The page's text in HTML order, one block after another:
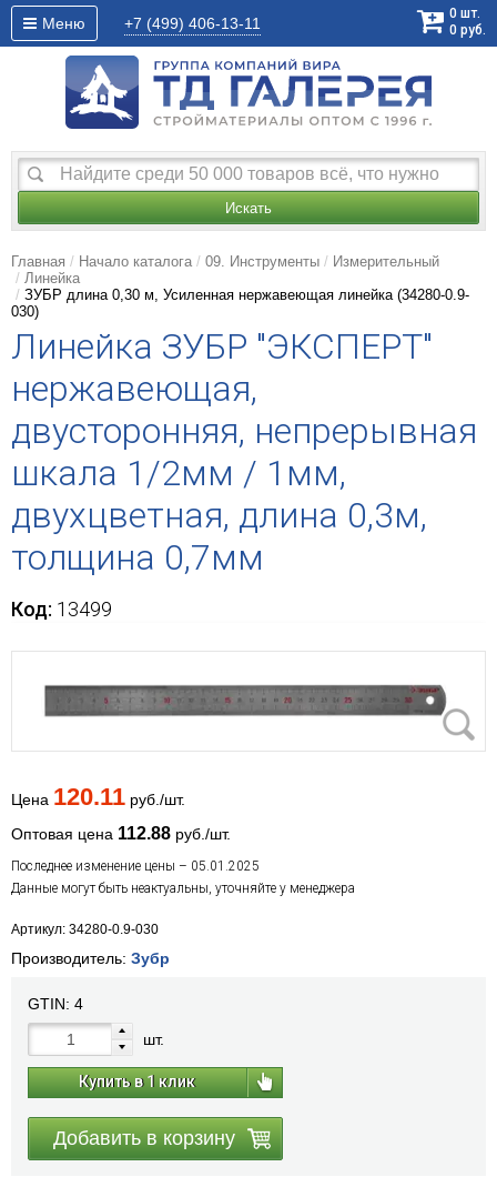
Меню +7 (499) 406-13-11
0 шт.
0 руб.
Искать
Главная Начало каталога 09. Инструменты
Измерительный
Линейка
ЗУБР длина 0,30 м, Усиленная нержавеющая линейка (34280-0.9-
030)
Линейка ЗУБР "ЭКСПЕРТ"
нержавеющая,
двусторонняя, непрерывная
шкала 1/2мм / 1мм,
двухцветная, длина 0,3м,
толщина 0,7мм
Код: 13499
Цена 120.11 руб./шт.
Оптовая цена 112.88 руб./шт.
Последнее изменение цены – 05.01.2025
Данные могут быть неактуальны, уточняйте у менеджера
Артикул: 34280-0.9-030
Производитель: Зубр
GTIN: 4
шт.
Купить в 1 клик
Добавить в корзину